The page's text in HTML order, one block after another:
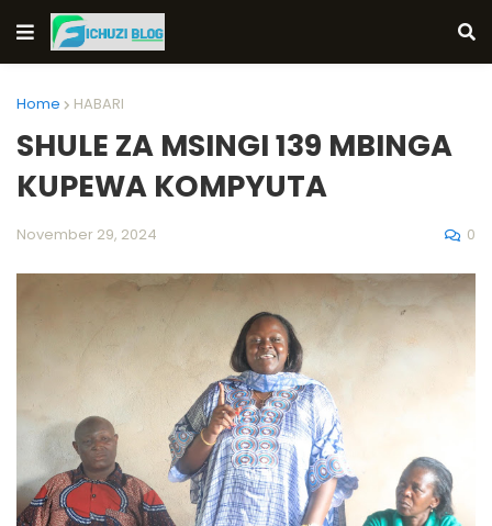
Home HABARI
SHULE ZA MSINGI 139 MBINGA
KUPEWA KOMPYUTA
November 29, 2024 0